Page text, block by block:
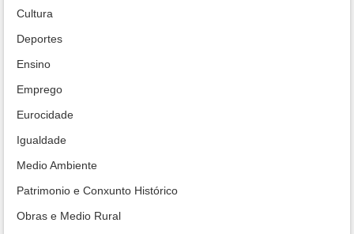
Cultura
Deportes
Ensino
Emprego
Eurocidade
Igualdade
Medio Ambiente
Patrimonio e Conxunto Histórico
Obras e Medio Rural